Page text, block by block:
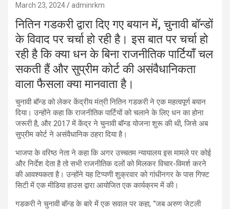
March 23, 2024 adminrkm
नितिन गडकरी द्वारा दिए गए बयान में, चुनावी बॉन्डों
के विवाद पर चर्चा हो रही है। इस बात पर चर्चा हो
रही है कि क्या धन के बिना राजनीतिक पार्टियाँ चल
सकती हैं और सुप्रीम कोर्ट की असंवैधानिकता
वाला फैसला क्या मानवाता है।
चुनावी बॉन्ड को लेकर केंद्रीय मंत्री नितिन गडकरी ने एक महत्वपूर्ण बयान
दिया। उन्होंने कहा कि राजनीतिक पार्टियों को चलाने के लिए धन का होना
जरूरी है, और 2017 में केंद्र ने चुनावी बॉन्ड योजना शुरू की थी, जिसे अब
सुप्रीम कोर्ट ने असंवैधानिक ठहरा दिया है।
भाजपा के वरिष्ठ नेता ने कहा कि अगर उच्चतम न्यायालय इस मामले पर कोई
और निर्देश देता है तो सभी राजनीतिक दलों को मिलकर विचार-विमर्श करने
की आवश्यकता है। उन्होंने यह टिप्पणी शुक्रवार को गांधीनगर के पास गिफ्ट
सिटी में एक मीडिया हाउस द्वारा आयोजित एक कार्यक्रम में की।
गडकरी ने चुनावी बॉन्ड के बारे में एक सवाल पर कहा, “जब अरुण जेटली